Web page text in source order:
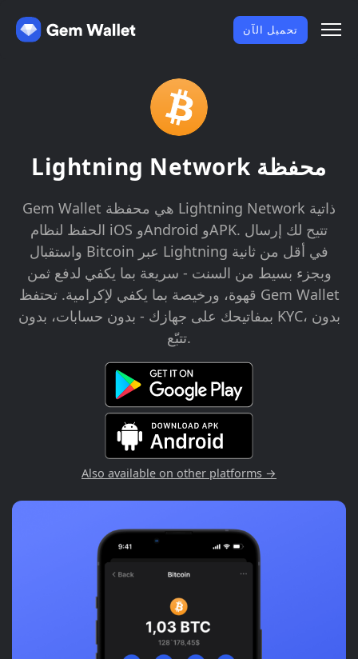
تحميل الآن
Lightning Network محفظة
Gem Wallet هي محفظة Lightning Network ذاتية
الحفظ لنظام iOS وAndroid وAPK. تتيح لك إرسال
واستقبال Bitcoin عبر Lightning في أقل من ثانية
وبجزء بسيط من السنت - سريعة بما يكفي لدفع ثمن
قهوة، ورخيصة بما يكفي لإكرامية. تحتفظ Gem Wallet
بمفاتيحك على جهازك - بدون حسابات، بدون KYC، بدون
تتبّع.
Also available on other platforms →